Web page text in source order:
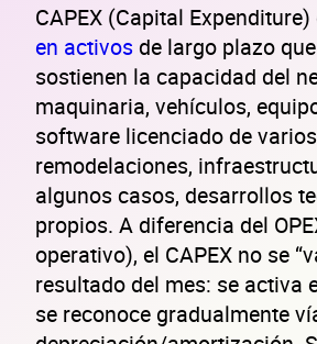
CAPEX (Capital Expenditure)
en activos de largo plazo
sostienen la capacidad del
maquinaria, vehículos,
software licenciado de
remodelaciones,
algunos casos, desarrollos
propios. A diferencia del
operativo), el CAPEX no se
resultado del mes: se activa
se reconoce gradualmente